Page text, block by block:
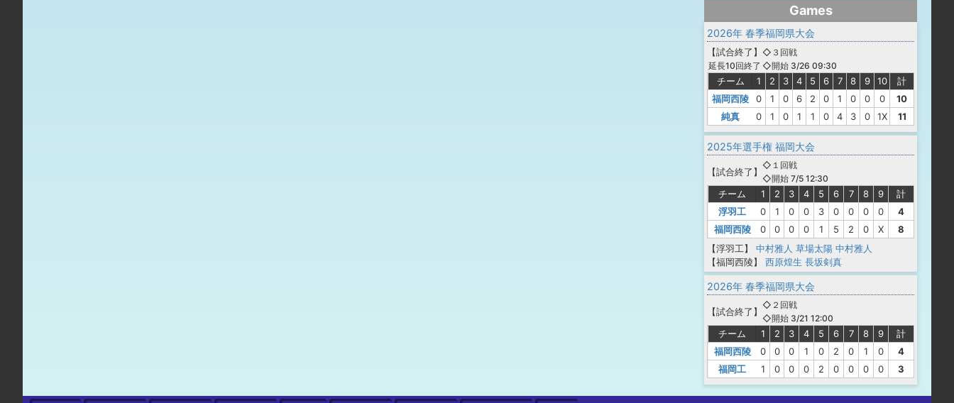
Games
2026年 春季福岡県大会
【試合終了 】
延長10回終了
◇３回戦
◇開始 3/26 09:30
チーム 1 2 3 4 5 6 7 8 9 10
計
福岡西陵
0 1 0 6 2 0 1 0 0 0
10
純真
0 1 0 1 1 0 4 3 0 1X 11
2025年選手権 福岡大会
【試合終了 】
◇１回戦
◇開始 7/5 12:30
チーム 1 2 3 4 5 6 7 8 9
計
浮羽工
0 1 0 0 3 0 0 0 0
4
福岡西陵
0 0 0 0 1 5 2 0 X
8
【浮羽工】
中村雅人 草場太陽 中村雅人
【福岡西陵】
西原煌生 長坂剣真
2026年 春季福岡県大会
【試合終了 】
◇２回戦
◇開始 3/21 12:00
チーム 1 2 3 4 5 6 7 8 9
計
福岡西陵
0 0 0 1 0 2 0 1 0
4
福岡工
1 0 0 0 2 0 0 0 0 3